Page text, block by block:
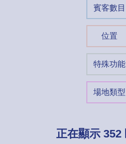
賓客數目
位置
特殊功能
場地類型
正在顯示 352